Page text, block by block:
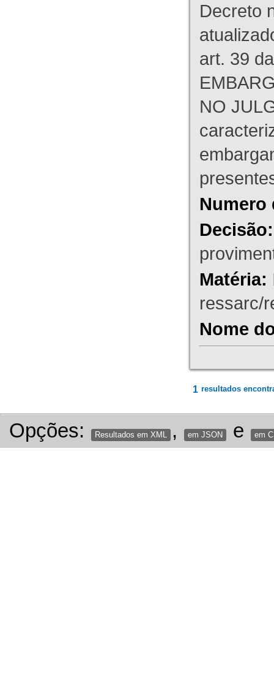
Decreto
art. 39
NO
Numero
Decisão:
Matéria:
ressarc/
Nome
1 resultados
Opções: Resultados em XML , em JSON e em